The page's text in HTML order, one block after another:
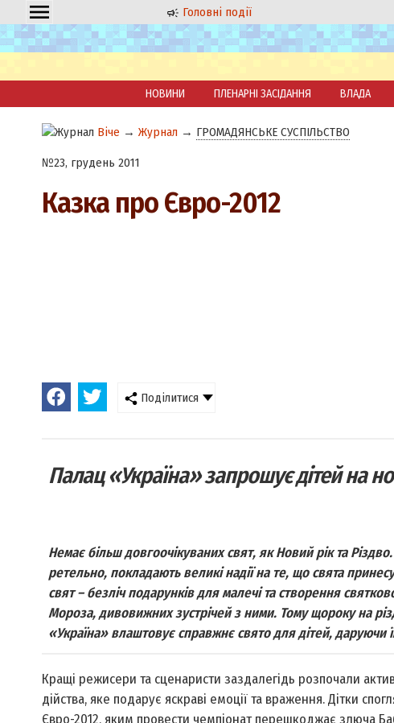
Головні події
НОВИНИ ПЛЕНАРНІ ЗАСІДАННЯ ВЛАДА
Віче → Журнал → ГРОМАДЯНСЬКЕ СУСПІЛЬСТВО
№23, грудень 2011
Казка про Євро-2012
Поділитися
Палац «Україна» запрошує дітей на
Немає більш довгоочікуваних свят, як Новий рік та
ретельно, покладають великі надії на те, що свята
свят – безліч подарунків для малечі та створення
Мороза, дивовижних зустрічей з ними. Тому щороку на
«Україна» влаштовує справжнє свято для дітей, даруючи
Кращі режисери та сценаристи заздалегідь розпочали
дійства, яке подарує яскраві емоції та враження. Дітки
Євро-2012, яким провести чемпіонат перешкоджає злюча